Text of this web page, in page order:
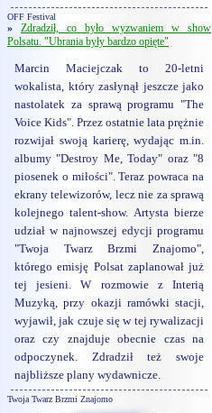
OFF Festival
»
Zdradził, co było wyzwaniem w show
Polsatu. "Ubrania były bardzo opięte"
Marcin Maciejczak to 20-letni
wokalista, który zasłynął jeszcze jako
nastolatek za sprawą programu "The
Voice Kids". Przez ostatnie lata prężnie
rozwijał swoją karierę, wydając m.in.
albumy "Destroy Me, Today" oraz "8
piosenek o miłości". Teraz powraca na
ekrany telewizorów, lecz nie za sprawą
kolejnego talent-show. Artysta bierze
udział w najnowszej edycji programu
"Twoja Twarz Brzmi Znajomo",
którego emisję Polsat zaplanował już
tej jesieni. W rozmowie z Interią
Muzyką, przy okazji ramówki stacji,
wyjawił, jak czuje się w tej rywalizacji
oraz czy znajduje obecnie czas na
odpoczynek. Zdradził też swoje
najbliższe plany wydawnicze.
Twoja Twarz Brzmi Znajomo